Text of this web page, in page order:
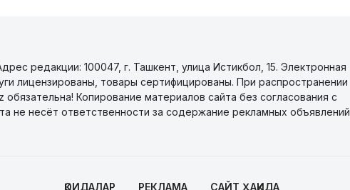
редакции: 100047, г. Ташкент, улица Истикбол, 15. Электронная
лицензированы, товары сертифицированы. При распространении
Копирование материалов сайта без согласования с
не несёт ответственности за содержание рекламных объявлений,
ҚОИДАЛАР РЕКЛАМА САЙТ ҲАҚИДА